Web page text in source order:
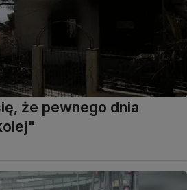
że pewnego dnia